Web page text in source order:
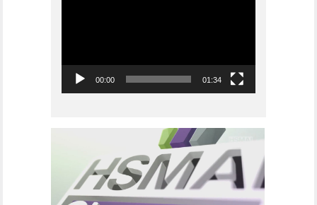
00:00 01:34